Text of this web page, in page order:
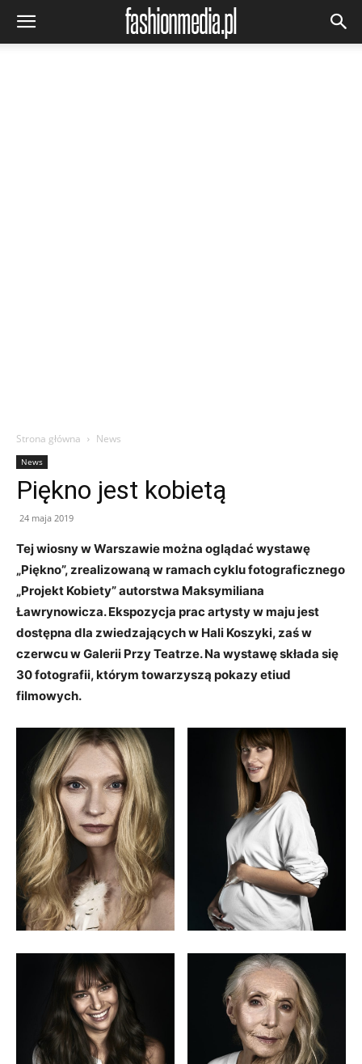
Strona główna News
News
Piękno jest kobietą
24 maja 2019
Tej wiosny w Warszawie można oglądać wystawę
„Piękno”, zrealizowaną w ramach cyklu fotograficznego
„Projekt Kobiety” autorstwa Maksymiliana
Ławrynowicza. Ekspozycja prac artysty w maju jest
dostępna dla zwiedzających w Hali Koszyki, zaś w
czerwcu w Galerii Przy Teatrze. Na wystawę składa się
30 fotografii, którym towarzyszą pokazy etiud
filmowych.